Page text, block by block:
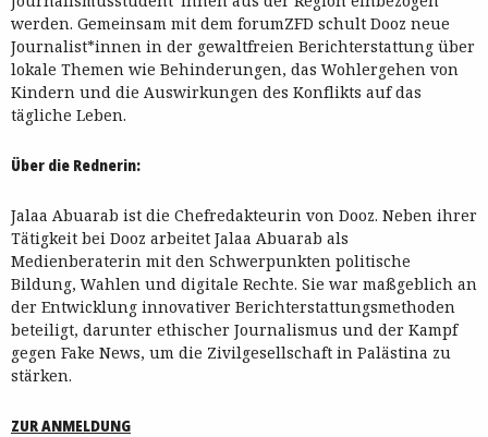
werden. Gemeinsam mit dem forumZFD schult Dooz neue
Journalist*innen in der gewaltfreien Berichterstattung über
lokale Themen wie Behinderungen, das Wohlergehen von
Kindern und die Auswirkungen des Konflikts auf das
tägliche Leben.
Über die Rednerin:
Jalaa Abuarab ist die Chefredakteurin von Dooz. Neben ihrer
Tätigkeit bei Dooz arbeitet Jalaa Abuarab als
Medienberaterin mit den Schwerpunkten politische
Bildung, Wahlen und digitale Rechte. Sie war maßgeblich an
der Entwicklung innovativer Berichterstattungsmethoden
beteiligt, darunter ethischer Journalismus und der Kampf
gegen Fake News, um die Zivilgesellschaft in Palästina zu
stärken.
ZUR ANMELDUNG